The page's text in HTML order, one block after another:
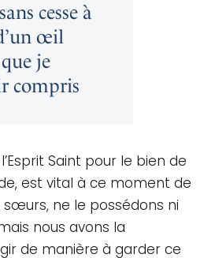
cesse à
œil
je
compris
Saint pour le bien de
est vital à ce moment de
sœurs, ne le possédons ni
nous avons la
de manière à garder ce